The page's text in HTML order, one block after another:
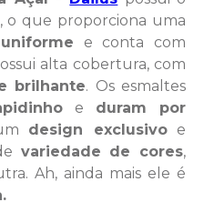
, o que proporciona uma
e conta com
alta cobertura, com
brilhante. Os esmaltes
e duram por
design exclusivoe
variedade de cores,
Ah, ainda mais ele é